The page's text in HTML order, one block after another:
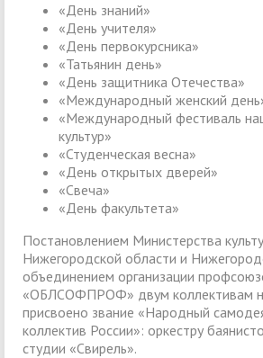
«День знаний»
«День учителя»
«День первокурсника»
«Татьянин день»
«День защитника Отечества»
«Международный женский
«Международный фестиваль
культур»
«Студенческая весна»
«День открытых дверей»
«Свеча»
«День факультета»
Постановлением Министерства
Нижегородской области и
объединением организации
«ОБЛСОФПРОФ» двум коллективам
присвоено звание «Народный
коллектив России»: оркестру
студии «Свирель».